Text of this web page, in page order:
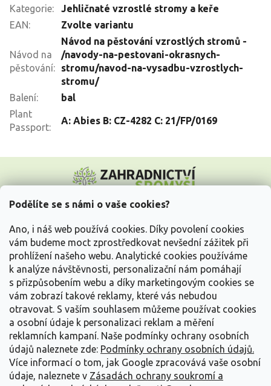
Podělíte se s námi o vaše cookies?
Ano, i náš web používá cookies. Díky povolení cookies
vám budeme moct zprostředkovat nevšední zážitek při
prohlížení našeho webu. Analytické cookies používáme
k analýze návštěvnosti, personalizační nám pomáhají
s přizpůsobením webu a díky marketingovým cookies se
vám zobrazí takové reklamy, které vás nebudou
otravovat. S vaším souhlasem můžeme používat cookies
a osobní údaje k personalizaci reklam a měření
reklamních kampaní. Naše podmínky ochrany osobních
údajů naleznete zde: Podmínky ochrany osobních údajů.
Více informací o tom, jak Google zpracovává vaše osobní
údaje, naleznete v Zásadách ochrany soukromí a
Kategorie:
Jehličnaté vzrostlé stromy a keře
EAN: Zvolte variantu
Návod na
pěstování:
Návod na pěstování vzrostlých stromů -
/navody-na-pestovani-okrasnych-
stromu/navod-na-vysadbu-vzrostlych-
stromu/
Balení:
bal
Plant
Passport:
A: Abies B: CZ-4282 C: 21/FP/0169
p
Vše o nákupu
Informace pro Vás
Kontakujte nás